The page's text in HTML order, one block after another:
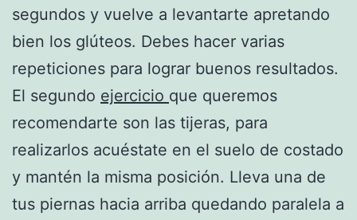
segundos y vuelve a levantarte apretando
bien los glúteos. Debes hacer varias
repeticiones para lograr buenos resultados.
El segundo ejercicio que queremos
recomendarte son las tijeras, para
realizarlos acuéstate en el suelo de costado
y mantén la misma posición. Lleva una de
tus piernas hacia arriba quedando paralela a